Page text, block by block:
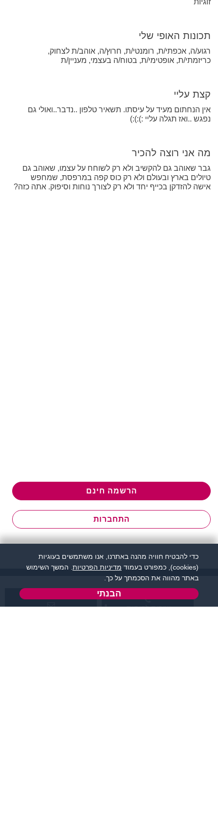
זוגיות
תכונות האופי שלי
רגוע/ה, אכפתי/ת, רומנטי/ת, חרוץ/ה, אוהב/ת לצחוק,
כריזמתי/ת, אופטימי/ת, בטוח/ה בעצמי, מעניין/ת
קצת עליי
אין הנחתום מעיד על עיסתו. תשאיר טלפון ..נדבר..ואולי גם
נפגש ..ואז תגלה עליי :):):)
מה אני רוצה להכיר
גבר שאוהב גם להקשיב ולא רק לשוחח על עצמו, שאוהב גם
טיולים בארץ ובעולם ולא רק כוס קפה במרפסת, שמחפש
אישה להזדקן בכייף יחד ולא רק לצורך נוחות וסיפוק. אתה כזה?
הרשמה חינם
התחברות
שירות לקוחות:
כדי להבטיח חוויה מהנה באתרנו, אנו משתמשים בעוגיות
(cookies), כמפורט בעמוד
מדיניות הפרטיות . המשך השימוש
באתר מהווה את הסכמתך על כך.
הבנתי